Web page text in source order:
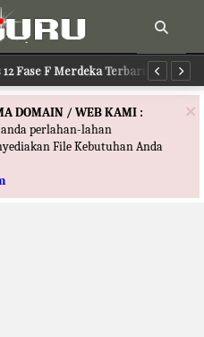
12 Fase F Merdeka Terbaru
12 Fase F Merdeka Terbaru
×
DOMAIN / WEB KAMI :
perlahan-lahan
File Kebutuhan Anda